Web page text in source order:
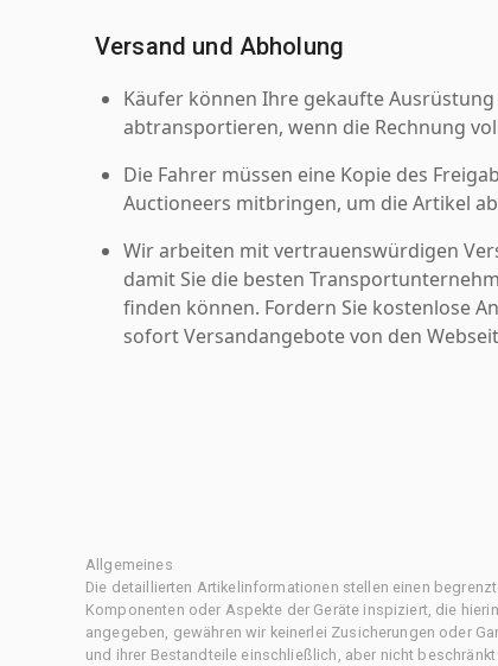
Versand und Abholung
Käufer können Ihre gekaufte
abtransportieren, wenn die Rechnung
Die Fahrer müssen eine Kopie des
Auctioneers mitbringen, um die Artikel
Wir arbeiten mit vertrauenswürdigen
damit Sie die besten
finden können. Fordern Sie kostenlose
sofort Versandangebote von den
Allgemeines
Die detaillierten Artikelinformationen stellen einen
Komponenten oder Aspekte der Geräte inspiziert, die
angegeben, gewähren wir keinerlei Zusicherungen oder
und ihrer Bestandteile einschließlich, aber nicht